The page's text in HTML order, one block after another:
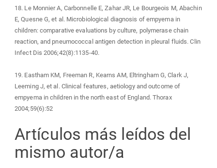
18. Le Monnier A, Carbonnelle E, Zahar JR, Le Bourgeois M, Abachin
E, Quesne G, et al. Microbiological diagnosis of empyema in
children: comparative evaluations by culture, polymerase chain
reaction, and pneumococcal antigen detection in pleural fluids. Clin
Infect Dis 2006;42(8):1135-40.
19. Eastham KM, Freeman R, Kearns AM, Eltringham G, Clark J,
Leeming J, et al. Clinical features, aetiology and outcome of
empyema in children in the north east of England. Thorax
2004;59(6):52
Artículos más leídos del
mismo autor/a